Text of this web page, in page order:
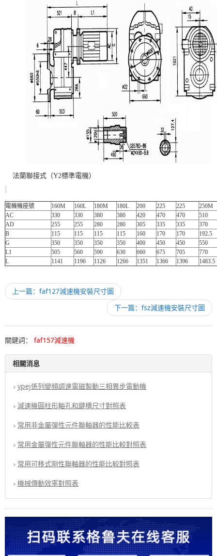
法蘭聯接式（Y2標準電機）
電機機座號 160M 160L 180M 180L 200 225 225
250M
AC
330 330 380 380 420 470 470
510
AD
255 255 280 280 305 335 335
370
B
115 115 115 115 160 170 170
192.5
G
350 350 350 350 400 450 450
550
L1
505 560 590 630 660 675 705
770
L
1141 1196 1126 1266 1351 1366 1396 1483.5
上一篇：faf127減速機安裝尺寸圖
下一篇：fsz減速機安裝尺寸圖
關鍵詞： faf157減速機
相關消息
ypej係列變頻調速電磁製動三相異步電動機
減速機圓柱形軸孔和鍵槽尺寸對照表
常用非金屬彈性元件聯軸器的性能比較表
常用金屬彈性元件聯軸器的性能比較對照表
常用可移式剛性聯軸器的性能比較對照表
機械傳動效率對照表